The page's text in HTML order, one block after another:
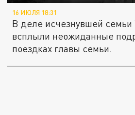
16 ИЮЛЯ 18:31
В деле исчезнувшей семьи
всплыли неожиданные
поездках главы семьи.